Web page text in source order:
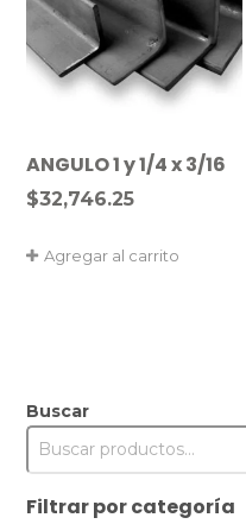
ANGULO 1 y 1/4 x 3/16
$32,746.25
Agregar al carrito
Buscar
Filtrar por categoría